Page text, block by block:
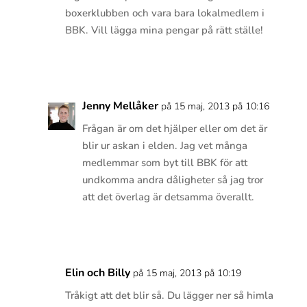
boxerklubben och vara bara lokalmedlem i
BBK. Vill lägga mina pengar på rätt ställe!
Jenny Mellåker på 15 maj, 2013 på 10:16
Frågan är om det hjälper eller om det är
blir ur askan i elden. Jag vet många
medlemmar som byt till BBK för att
undkomma andra dåligheter så jag tror
att det överlag är detsamma överallt.
Elin och Billy på 15 maj, 2013 på 10:19
Tråkigt att det blir så. Du lägger ner så himla